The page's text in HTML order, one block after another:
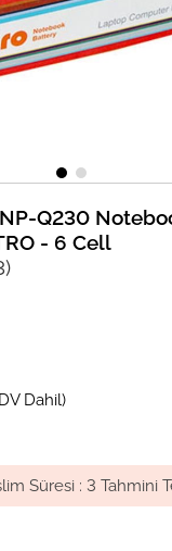
Q230
- 6 Cell
Dahil)
Süresi : 3 Tahmini